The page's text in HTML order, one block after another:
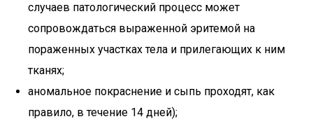
случаев патологический процесс может
сопровождаться выраженной эритемой на
пораженных участках тела и прилегающих к ним
тканях;
аномальное покраснение и сыпь проходят, как
правило, в течение 14 дней);